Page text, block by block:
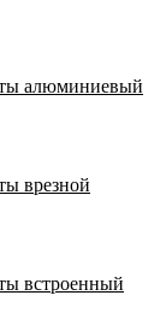
алюминиевый
врезной
встроенный